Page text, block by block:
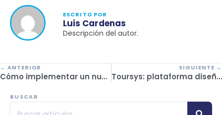
ESCRITO POR
Luis Cardenas
Descripción del autor.
← ANTERIOR
Cómo implementar un nuevo sistema de gestión turístico sin afectar la experiencia del pasajero
SIGUIENTE →
Toursys: plataforma diseñada para operadores receptivos
BUSCAR